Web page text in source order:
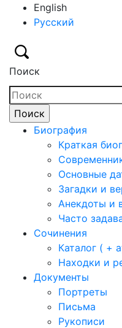
English
Русский
Поиск
Биография
Краткая
Основные
Загадки и
Анекдоты и
Часто
Сочинения
Каталог ( +
Находки и
Документы
Портреты
Письма
Рукописи